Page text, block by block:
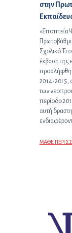
στην
«Εποπτεία
Σχολικό
έκβαση της
2014-2015,
των
περίοδο
αυτή
ΜΑΘΕ